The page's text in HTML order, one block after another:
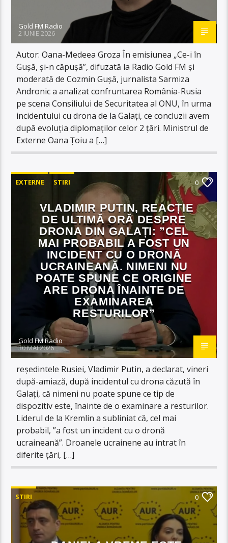
Gold FM Radio
2 IUNIE 2026
Autor: Oana-Medeea Groza În emisiunea „Ce-i în
Gușă, și-n căpușă”, difuzată la Radio Gold FM și
moderată de Cozmin Gușă, jurnalista Sarmiza
Andronic a analizat confruntarea România-Rusia
pe scena Consiliului de Securitatea al ONU, în urma
incidentului cu drona de la Galați, ce concluzii avem
după evoluția diplomaților celor 2 țări. Ministrul de
Externe Oana Țoiu a […]
EXTERNE STIRI 0
VLADIMIR PUTIN, REACȚIE
DE ULTIMĂ ORĂ DESPRE
DRONA DIN GALAȚI: ”CEL
MAI PROBABIL A FOST UN
INCIDENT CU O DRONĂ
UCRAINEANĂ. NIMENI NU
POATE SPUNE CE ORIGINE
ARE DRONA ÎNAINTE DE
EXAMINAREA
RESTURILOR”
Gold FM Radio
30 MAI 2026
reședintele Rusiei, Vladimir Putin, a declarat, vineri
după-amiază, după incidentul cu drona căzută în
Galați, că nimeni nu poate spune ce tip de
dispozitiv este, înainte de o examinare a resturilor.
Liderul de la Kremlin a subliniat că, cel mai
probabil, ”a fost un incident cu o dronă
ucraineană”. Droanele ucrainene au intrat în
diferite țări, […]
STIRI 0